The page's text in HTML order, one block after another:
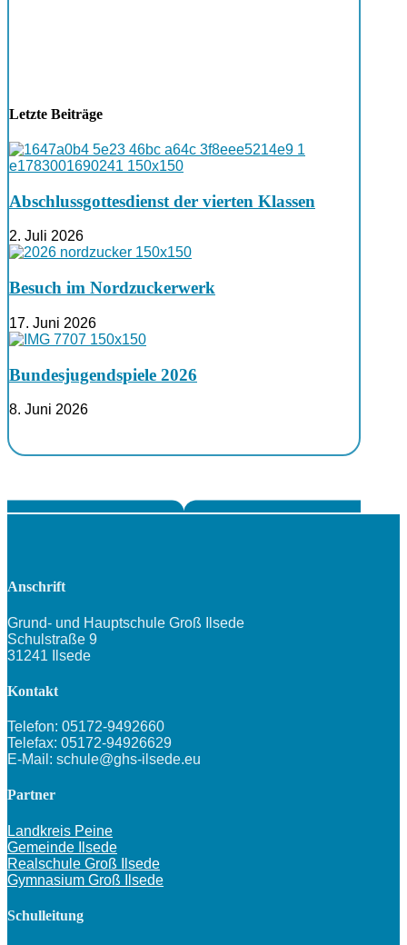
Letzte Beiträge
Abschlussgottesdienst der vierten Klassen
2. Juli 2026
Besuch im Nordzuckerwerk
17. Juni 2026
Bundesjugendspiele 2026
8. Juni 2026
Anschrift
Grund- und Hauptschule Groß Ilsede
Schulstraße 9
31241 Ilsede
Kontakt
Telefon: 05172-9492660
Telefax: 05172-94926629
E-Mail: schule@ghs-ilsede.eu
Partner
Landkreis Peine
Gemeinde Ilsede
Realschule Groß Ilsede
Gymnasium Groß Ilsede
Schulleitung